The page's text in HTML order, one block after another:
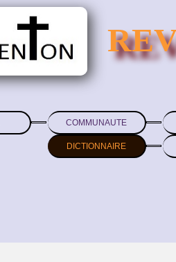
COMMUNAUTE
DICTIONNAIRE